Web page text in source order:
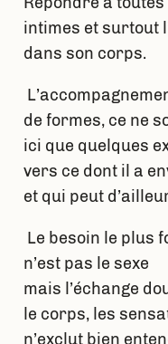
intimes et surtout
dans son corps.
de formes, ce ne
ici que quelques
vers ce dont il a
et qui peut
Le besoin le plus
n’est pas le sexe
mais l’échange
le corps, les
n’exclut bien